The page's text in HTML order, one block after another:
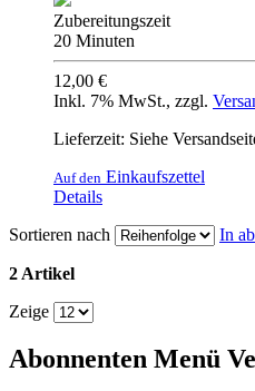
Zubereitungszeit
20 Minuten
12,00 €
Inkl. 7% MwSt., zzgl.
Lieferzeit: Siehe
Auf den Einkaufszettel
Details
Sortieren nach
In
2 Artikel
Zeige
Abonnenten Menü